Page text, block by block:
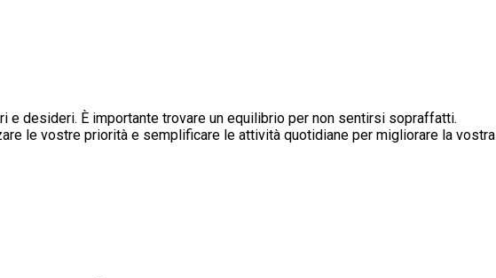
e desideri. È importante trovare un equilibrio per non sentirsi sopraffatti.
le vostre priorità e semplificare le attività quotidiane per migliorare la vostra